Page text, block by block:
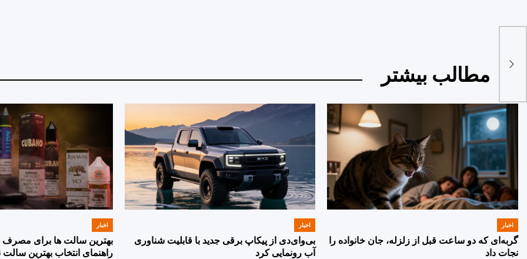
مطالب بیشتر
POSTED
IN
اخبار
گربه‌ای که دو ساعت قبل از زلزله، جان خانواده را
نجات داد
POSTED
اخبار
بی‌وای‌دی از پیکاپ برقی جدید با قابلیت شناوری
آب رونمایی کرد
POSTED
اخبار
بهترین سالت ها برای مصرف
راهنمای انتخاب بهترین سالت